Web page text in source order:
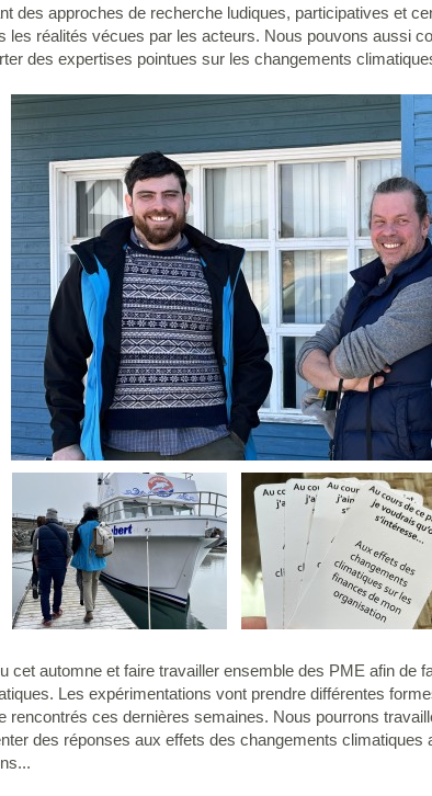
des approches de recherche ludiques, participatives et
réalités vécues par les acteurs. Nous pouvons aussi
des expertises pointues sur les changements
cet automne et faire travailler ensemble des PME afin de
Les expérimentations vont prendre différentes
ces dernières semaines. Nous pourrons
des réponses aux effets des changements climatiques